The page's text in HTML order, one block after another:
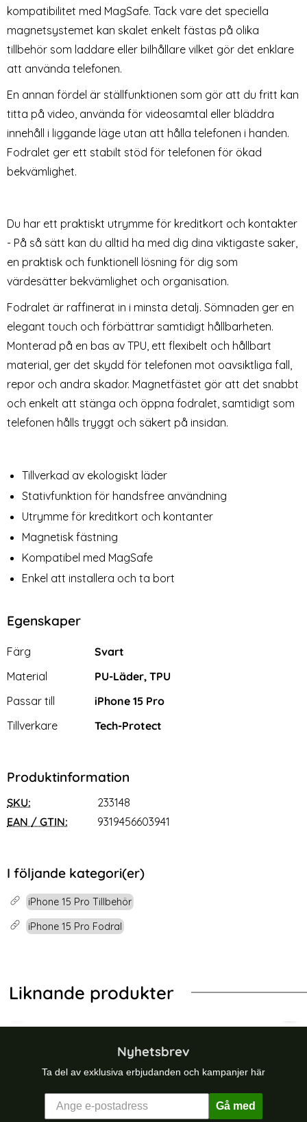
MagPeak Matt Deep Blue
Tech-Protect iPhone 17 Pro
Skal MagSafe MagFlex
Cosmic Orange
Art. nr 245838
rea pris
149 kr
Tillgänglighet:
Köp
iPhone 17 Pro Skal MagSafe MagFlex Cosmic Orange
Tech-Protect Apple Watch
38/40/41/42 mm Armband
NylonMag Black
Art. nr 232939
rea pris
159 kr Köp
Tech-Protect Apple Watch 38/40/41/
kompatibilitet med MagSafe. Tack vare det speciella
magnetsystemet kan skalet enkelt fästas på olika
tillbehör som laddare eller bilhållare vilket gör det enklare
att använda telefonen.
En annan fördel är ställfunktionen som gör att du fritt kan
titta på video, använda för videosamtal eller bläddra
innehåll i liggande läge utan att hålla telefonen i handen.
Fodralet ger ett stabilt stöd för telefonen för ökad
bekvämlighet.
Du har ett praktiskt utrymme för kreditkort och kontakter
- På så sätt kan du alltid ha med dig dina viktigaste saker,
en praktisk och funktionell lösning för dig som
värdesätter bekvämlighet och organisation.
Fodralet är raffinerat in i minsta detalj. Sömnaden ger en
elegant touch och förbättrar samtidigt hållbarheten.
Monterad på en bas av TPU, ett flexibelt och hållbart
material, ger det skydd för telefonen mot oavsiktliga fall,
repor och andra skador. Magnetfästet gör att det snabbt
och enkelt att stänga och öppna fodralet, samtidigt som
telefonen hålls tryggt och säkert på insidan.
Tillverkad av ekologiskt läder
Stativfunktion för handsfree användning
Utrymme för kreditkort och kontanter
Magnetisk fästning
Kompatibel med MagSafe
Enkel att installera och ta bort
Egenskaper
Egenskaper/attribut för denna produkt
Attribut
Färg
Svart
Material
PU-Läder, TPU
Passar till
iPhone 15 Pro
Tillverkare
Tech-Protect
Produktinformation
SKU:
233148
EAN / GTIN:
9319456603941
I följande kategori(er)
iPhone 15 Pro Tillbehör
iPhone 15 Pro Fodral
Liknande produkter
MagFlex Cobalt Violet
4800 mAh Powercase iPhone 13 / 13 Pro Svart
Tech-Protect Samsung Galaxy
Nyhetsbrev
Ta del av exklusiva erbjudanden och kampanjer här
Gå med